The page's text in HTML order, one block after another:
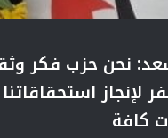
نحن حزب فكر
لإنجاز استحقاقاتنا
كافة